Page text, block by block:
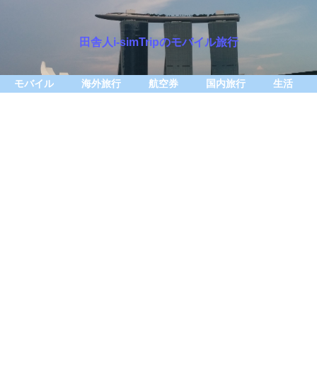
田舎人i-simTripのモバイル旅行
モバイル 海外旅行 航空券 国内旅行 生活